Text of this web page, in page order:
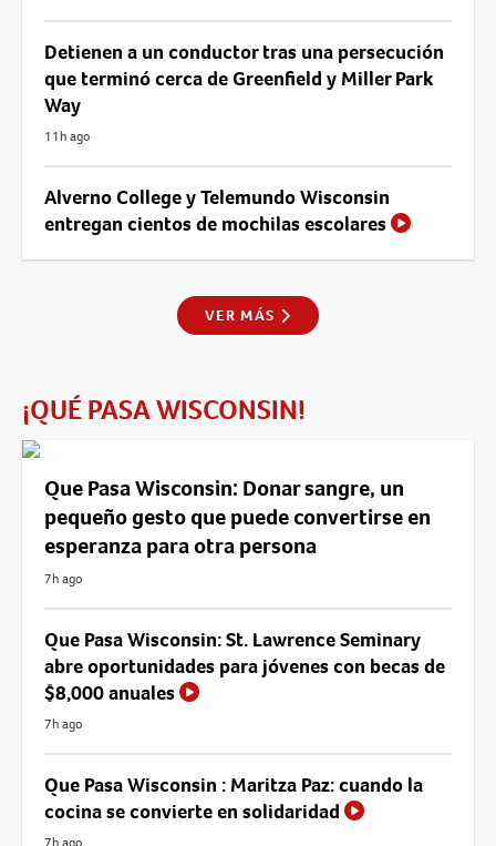
Detienen a un conductor tras una persecución
que terminó cerca de Greenfield y Miller Park
Way
11h ago
Alverno College y Telemundo Wisconsin
entregan cientos de mochilas escolares
VER MÁS
¡QUÉ PASA WISCONSIN!
Que Pasa Wisconsin: Donar sangre, un
pequeño gesto que puede convertirse en
esperanza para otra persona
7h ago
Que Pasa Wisconsin: St. Lawrence Seminary
abre oportunidades para jóvenes con becas de
$8,000 anuales
7h ago
Que Pasa Wisconsin : Maritza Paz: cuando la
cocina se convierte en solidaridad